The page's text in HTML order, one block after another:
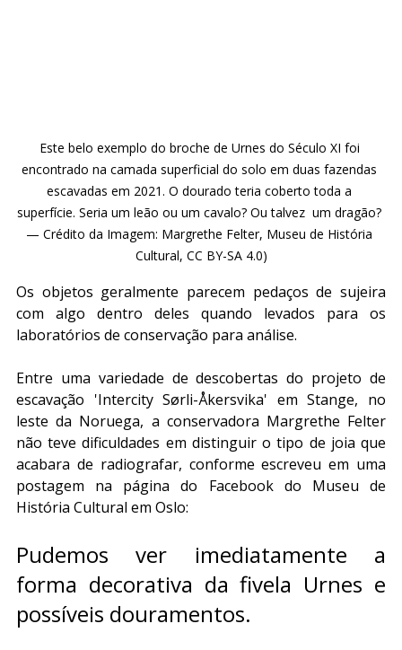
Este belo exemplo do broche de Urnes do Século XI foi
encontrado na camada superficial do solo em duas fazendas
escavadas em 2021. O dourado teria coberto toda a
superfície. Seria um leão ou um cavalo? Ou talvez  um dragão?
— Crédito da Imagem: Margrethe Felter, Museu de História
Cultural, CC BY-SA 4.0)
Os objetos geralmente parecem pedaços de sujeira
com algo dentro deles quando levados para os
laboratórios de conservação para análise.
Entre uma variedade de descobertas do projeto de
escavação 'Intercity Sørli-Åkersvika' em Stange, no
leste da Noruega, a conservadora Margrethe Felter
não teve dificuldades em distinguir o tipo de joia que
acabara de radiografar, conforme escreveu em uma
postagem na página do Facebook do Museu de
História Cultural em Oslo:
Pudemos ver imediatamente a
forma decorativa da fivela Urnes e
possíveis douramentos.